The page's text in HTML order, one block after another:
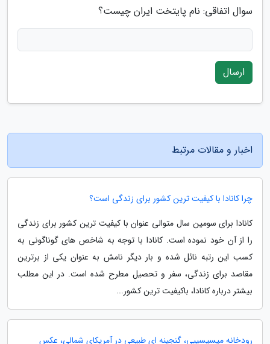
سوال اتفاقی: نام پایتخت ایران چیست؟
ارسال
اخبار و مقالات مرتبط
چرا کانادا با کیفیت ترین کشور برای زندگی است؟
کانادا برای سومین سال متوالی عنوان با کیفیت ترین کشور برای زندگی
را از آن خود نموده است. کانادا با توجه به شاخص های گوناگونی به
کسب این رتبه نائل شده و بار دیگر نامش به عنوان یکی از برترین
مقاصد برای زندگی، سفر و تحصیل مطرح شده است. در این مطلب
بیشتر درباره کانادا، باکیفیت ترین کشور...
رودخانه میسیسیپی، گنجینه ای طبیعی در آمریکای شمالی، عکس